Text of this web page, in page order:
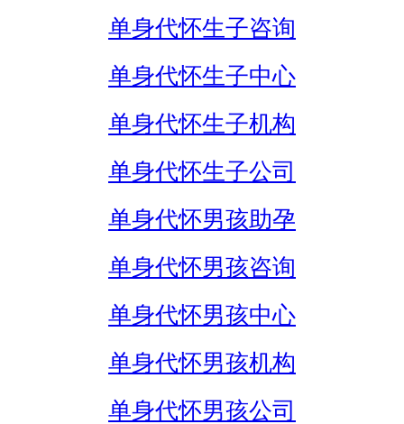
单身代怀生子咨询
单身代怀生子中心
单身代怀生子机构
单身代怀生子公司
单身代怀男孩助孕
单身代怀男孩咨询
单身代怀男孩中心
单身代怀男孩机构
单身代怀男孩公司